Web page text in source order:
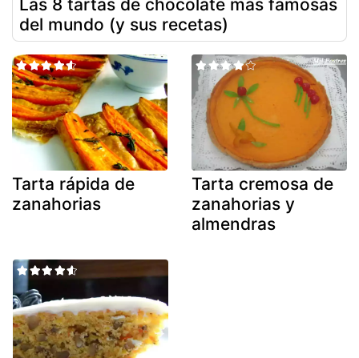
Las 8 tartas de chocolate más famosas
del mundo (y sus recetas)
Tarta rápida de
zanahorias
Tarta cremosa de
zanahorias y
almendras